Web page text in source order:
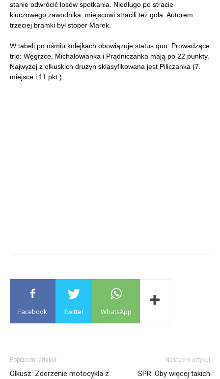
stanie odwrócić losów spotkania. Niedługo po stracie
kluczowego zawodnika, miejscowi stracili też gola. Autorem
trzeciej bramki był stoper Marek.
W tabeli po ośmiu kolejkach obowiązuje status quo. Prowadzące
trio: Węgrzce, Michałowianka i Prądniczanka mają po 22 punkty.
Najwyżej z olkuskich drużyn sklasyfikowana jest Piliczanka (7.
miejsce i 11 pkt.)
Facebook Twitter WhatsApp
Poprzedni artykuł
Olkusz: Zderzenie motocykla z
Następny artykuł
SPR: Oby więcej takich